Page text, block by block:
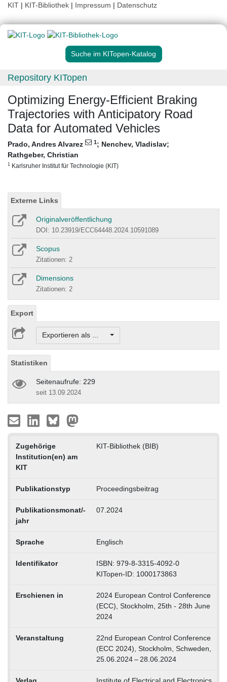
KIT | KIT-Bibliothek | Impressum | Datenschutz
Suche im KITopen-Katalog
Repository KITopen
Optimizing Energy-Efficient Braking
Trajectories with Anticipatory Road
Data for Automated Vehicles
Prado, Andres Alvarez 1; Nenchev, Vladislav;
Rathgeber, Christian
1 Karlsruher Institut für Technologie (KIT)
Externe Links
Originalveröffentlichung
DOI: 10.23919/ECC64448.2024.10591089
Scopus
Zitationen: 2
Dimensions
Zitationen: 2
Export
Exportieren als ...
Statistiken
Seitenaufrufe: 229
seit 13.09.2024
Zugehörige
Institution(en) am
KIT
KIT-Bibliothek (BIB)
Publikationstyp Proceedingsbeitrag
Publikationsmonat/-
jahr
07.2024
Sprache Englisch
Identifikator
ISBN: 979-8-3315-4092-0
KITopen-ID: 1000173863
Erschienen in
2024 European Control Conference
(ECC), Stockholm, 25th - 28th June
2024
Veranstaltung
22nd European Control Conference
(ECC 2024), Stockholm, Schweden,
25.06.2024 – 28.06.2024
Verlag Institute of Electrical and Electronics